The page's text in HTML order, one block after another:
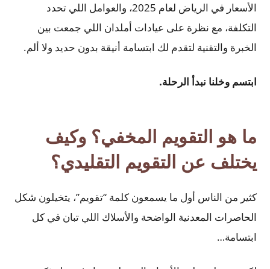
الأسعار في الرياض لعام 2025، والعوامل اللي تحدد
التكلفة، مع نظرة على عيادات أملدان اللي جمعت بين
الخبرة والتقنية لتقدم لك ابتسامة أنيقة بدون حديد ولا ألم.
ابتسم وخلنا نبدأ الرحلة.
ما هو التقويم المخفي؟ وكيف
يختلف عن التقويم التقليدي؟
كثير من الناس أول ما يسمعون كلمة “تقويم”، يتخيلون شكل
الحاصرات المعدنية الواضحة والأسلاك اللي تبان في كل
ابتسامة…